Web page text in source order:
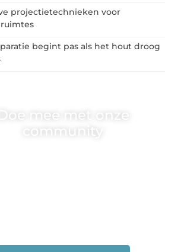
projectietechnieken voor
begint pas als het hout droog
Doe mee met onze
community